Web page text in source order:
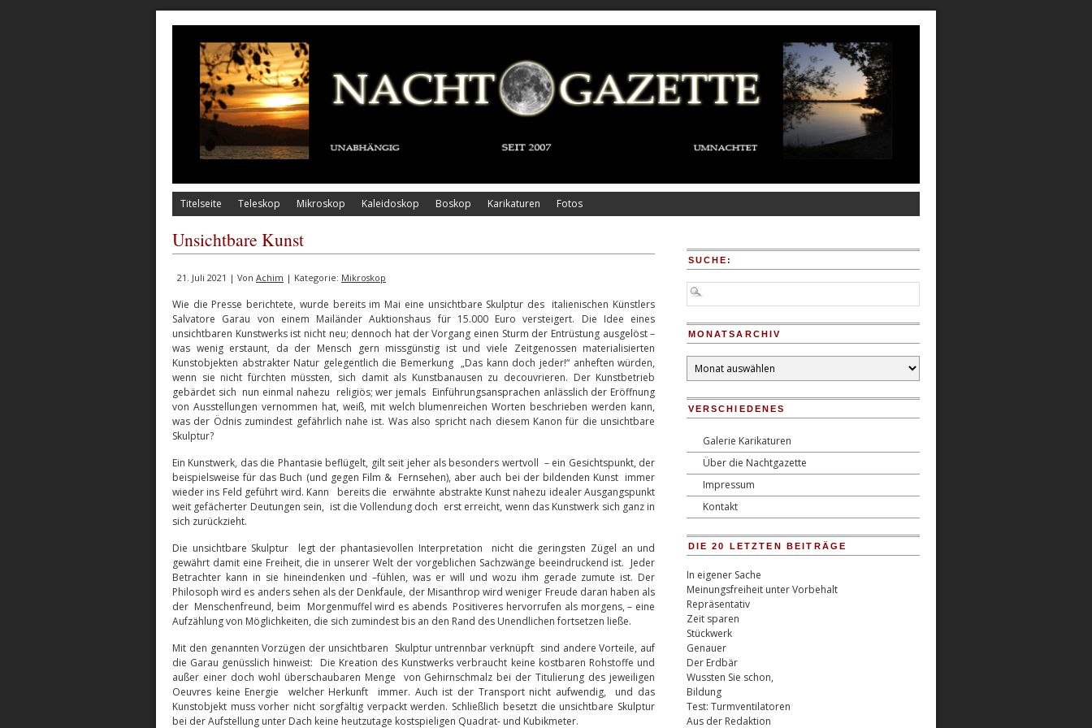
Titelseite Teleskop Mikroskop Kaleidoskop Boskop Karikaturen Fotos
Unsichtbare Kunst
21. Juli 2021 | Von Achim | Kategorie: Mikroskop
Wie die Presse berichtete, wurde bereits im Mai eine unsichtbare Skulptur des italienischen Künstlers
Salvatore Garau von einem Mailänder Auktionshaus für 15.000 Euro versteigert. Die Idee eines
unsichtbaren Kunstwerks ist nicht neu; dennoch hat der Vorgang einen Sturm der Entrüstung ausgelöst –
was wenig erstaunt, da der Mensch gern missgünstig ist und viele Zeitgenossen materialisierten
Kunstobjekten abstrakter Natur gelegentlich die Bemerkung „Das kann doch jeder!“ anheften würden,
wenn sie nicht fürchten müssten, sich damit als Kunstbanausen zu decouvrieren. Der Kunstbetrieb
gebärdet sich nun einmal nahezu religiös; wer jemals Einführungsansprachen anlässlich der Eröffnung
von Ausstellungen vernommen hat, weiß, mit welch blumenreichen Worten beschrieben werden kann,
was der Ödnis zumindest gefährlich nahe ist. Was also spricht nach diesem Kanon für die unsichtbare
Skulptur?
Ein Kunstwerk, das die Phantasie beflügelt, gilt seit jeher als besonders wertvoll – ein Gesichtspunkt, der
beispielsweise für das Buch (und gegen Film & Fernsehen), aber auch bei der bildenden Kunst immer
wieder ins Feld geführt wird. Kann bereits die erwähnte abstrakte Kunst nahezu idealer Ausgangspunkt
weit gefächerter Deutungen sein, ist die Vollendung doch erst erreicht, wenn das Kunstwerk sich ganz in
sich zurückzieht.
Die unsichtbare Skulptur legt der phantasievollen Interpretation nicht die geringsten Zügel an und
gewährt damit eine Freiheit, die in unserer Welt der vorgeblichen Sachzwänge beeindruckend ist. Jeder
Betrachter kann in sie hineindenken und –fühlen, was er will und wozu ihm gerade zumute ist. Der
Philosoph wird es anders sehen als der Denkfaule, der Misanthrop wird weniger Freude daran haben als
der Menschenfreund, beim Morgenmuffel wird es abends Positiveres hervorrufen als morgens, – eine
Aufzählung von Möglichkeiten, die sich zumindest bis an den Rand des Unendlichen fortsetzen ließe.
Mit den genannten Vorzügen der unsichtbaren Skulptur untrennbar verknüpft sind andere Vorteile, auf
die Garau genüsslich hinweist: Die Kreation des Kunstwerks verbraucht keine kostbaren Rohstoffe und
außer einer doch wohl überschaubaren Menge von Gehirnschmalz bei der Titulierung des jeweiligen
Oeuvres keine Energie welcher Herkunft immer. Auch ist der Transport nicht aufwendig, und das
Kunstobjekt muss vorher nicht sorgfältig verpackt werden. Schließlich besetzt die unsichtbare Skulptur
bei der Aufstellung unter Dach keine heutzutage kostspieligen Quadrat- und Kubikmeter.
SUCHE:
MONATSARCHIV
Monatsarchiv
VERSCHIEDENES
Galerie Karikaturen
Über die Nachtgazette
Impressum
Kontakt
DIE 20 LETZTEN BEITRÄGE
In eigener Sache
Meinungsfreiheit unter Vorbehalt
Repräsentativ
Zeit sparen
Stückwerk
Genauer
Der Erdbär
Wussten Sie schon,
Bildung
Test: Turmventilatoren
Aus der Redaktion